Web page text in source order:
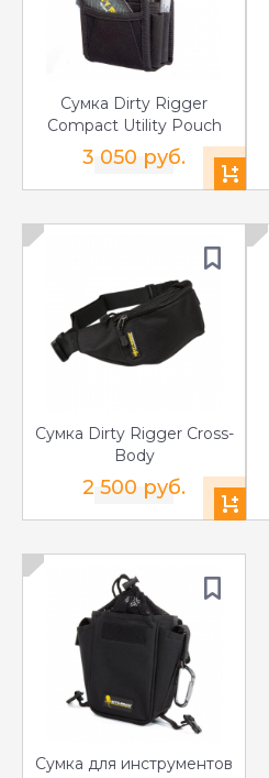
Сумка Dirty Rigger
Compact Utility Pouch
3 050 руб.
Сумка Dirty Rigger Cross-
Body
2 500 руб.
Сумка для инструментов